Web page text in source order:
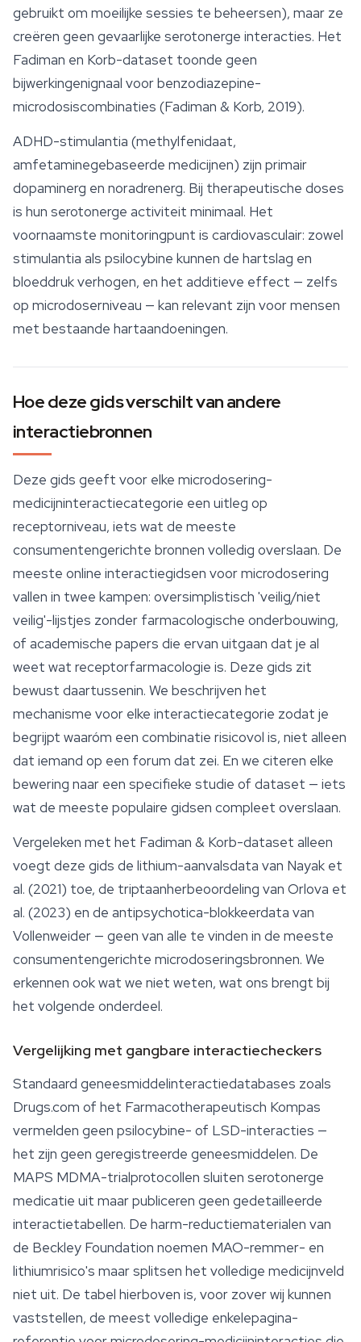
gebruikt om moeilijke sessies te beheersen), maar ze
creëren geen gevaarlijke serotonerge interacties. Het
Fadiman en Korb-dataset toonde geen
bijwerkingenignaal voor benzodiazepine-
microdosiscombinaties (Fadiman & Korb, 2019).
ADHD-stimulantia (methylfenidaat,
amfetaminegebaseerde medicijnen) zijn primair
dopaminerg en noradrenerg. Bij therapeutische doses
is hun serotonerge activiteit minimaal. Het
voornaamste monitoringpunt is cardiovasculair: zowel
stimulantia als psilocybine kunnen de hartslag en
bloeddruk verhogen, en het additieve effect — zelfs
op microdoserniveau — kan relevant zijn voor mensen
met bestaande hartaandoeningen.
Hoe deze gids verschilt van andere
interactiebronnen
Deze gids geeft voor elke microdosering-
medicijninteractiecategorie een uitleg op
receptorniveau, iets wat de meeste
consumentengerichte bronnen volledig overslaan. De
meeste online interactiegidsen voor microdosering
vallen in twee kampen: oversimplistisch 'veilig/niet
veilig'-lijstjes zonder farmacologische onderbouwing,
of academische papers die ervan uitgaan dat je al
weet wat receptorfarmacologie is. Deze gids zit
bewust daartussenin. We beschrijven het
mechanisme voor elke interactiecategorie zodat je
begrijpt waaróm een combinatie risicovol is, niet alleen
dat iemand op een forum dat zei. En we citeren elke
bewering naar een specifieke studie of dataset — iets
wat de meeste populaire gidsen compleet overslaan.
Vergeleken met het Fadiman & Korb-dataset alleen
voegt deze gids de lithium-aanvalsdata van Nayak et
al. (2021) toe, de triptaanherbeoordeling van Orlova et
al. (2023) en de antipsychotica-blokkeerdata van
Vollenweider — geen van alle te vinden in de meeste
consumentengerichte microdoseringsbronnen. We
erkennen ook wat we niet weten, wat ons brengt bij
het volgende onderdeel.
Vergelijking met gangbare interactiecheckers
Standaard geneesmiddelinteractiedatabases zoals
Drugs.com of het Farmacotherapeutisch Kompas
vermelden geen psilocybine- of LSD-interacties —
het zijn geen geregistreerde geneesmiddelen. De
MAPS MDMA-trialprotocollen sluiten serotonerge
medicatie uit maar publiceren geen gedetailleerde
interactietabellen. De harm-reductiematerialen van
de Beckley Foundation noemen MAO-remmer- en
lithiumrisico's maar splitsen het volledige medicijnveld
niet uit. De tabel hierboven is, voor zover wij kunnen
vaststellen, de meest volledige enkelepagina-